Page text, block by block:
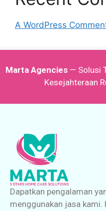
A WordPress
Marta Agencies — Solusi
Kesejahteraan
Dapatkan pengalaman
menggunakan jasa kami.